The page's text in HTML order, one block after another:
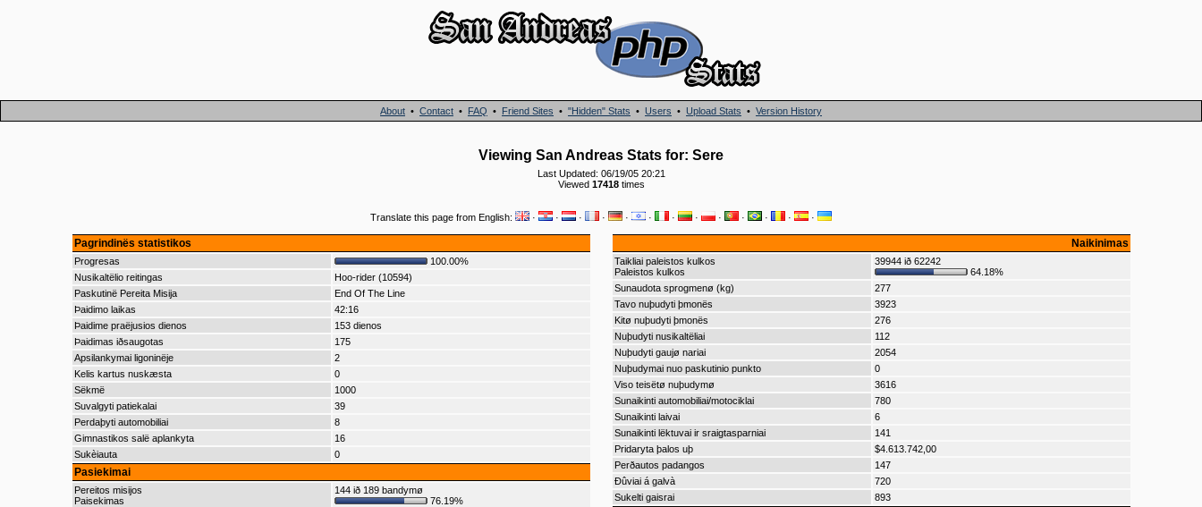
About • Contact • FAQ • Friend Sites • "Hidden" Stats • Users • Upload Stats • Version History
Viewing San Andreas Stats for: Sere
Last Updated: 06/19/05 20:21
Viewed 17418times
Translate this page from English: · · · · · · · · · · · · ·
Pagrindinës statistikos
Progresas
100.00%
Nusikaltëlio reitingas
Hoo-rider (10594)
Paskutinë Pereita Misija
End Of The Line
Þaidimo laikas
42:16
Þaidime praëjusios dienos
153 dienos
Þaidimas iðsaugotas
175
Apsilankymai ligoninëje
2
Kelis kartus nuskæsta
0
Sëkmë
1000
Suvalgyti patiekalai
39
Perdaþyti automobiliai
8
Gimnastikos salë aplankyta
16
Sukèiauta
0
Pasiekimai
Pereitos misijos
Paisekimas
144 ið 189 bandymø
76.19%
Naikinimas
Taikliai paleistos kulkos
Paleistos kulkos
39944 ið 62242
64.18%
Sunaudota sprogmenø (kg)
277
Tavo nuþudyti þmonës
3923
Kitø nuþudyti þmonës
276
Nuþudyti nusikaltëliai
112
Nuþudyti gaujø nariai
2054
Nuþudymai nuo paskutinio punkto
0
Viso teisëtø nuþudymø
3616
Sunaikinti automobiliai/motociklai
780
Sunaikinti laivai
6
Sunaikinti lëktuvai ir sraigtasparniai
141
Pridaryta þalos uþ
$4.613.742,00
Perðautos padangos
147
Ðûviai á galvà
720
Sukelti gaisrai
893